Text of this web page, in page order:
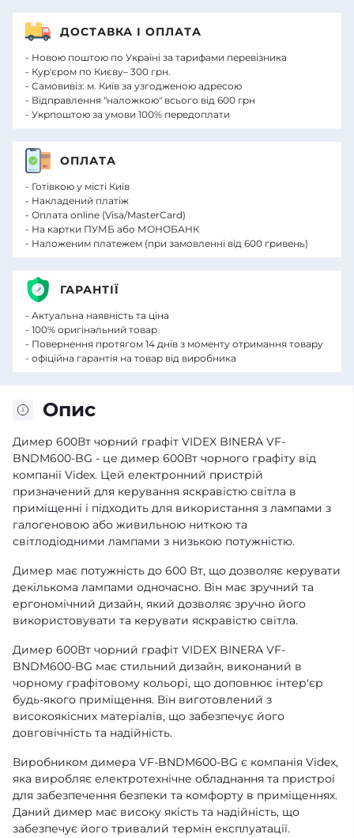
Опис
Димер 600Вт чорний графіт VIDEX BINERA VF-
BNDM600-BG - це димер 600Вт чорного графіту від
компанії Videx. Цей електронний пристрій
призначений для керування яскравістю світла в
приміщенні і підходить для використання з лампами з
галогеновою або живильною ниткою та
світлодіодними лампами з низькою потужністю.
Димер має потужність до 600 Вт, що дозволяє керувати
декількома лампами одночасно. Він має зручний та
ергономічний дизайн, який дозволяє зручно його
використовувати та керувати яскравістю світла.
Димер 600Вт чорний графіт VIDEX BINERA VF-
BNDM600-BG має стильний дизайн, виконаний в
чорному графітовому кольорі, що доповнює інтер'єр
будь-якого приміщення. Він виготовлений з
високоякісних матеріалів, що забезпечує його
довговічність та надійність.
Виробником димера VF-BNDM600-BG є компанія Videx,
яка виробляє електротехнічне обладнання та пристрої
для забезпечення безпеки та комфорту в приміщеннях.
Даний димер має високу якість та надійність, що
забезпечує його тривалий термін експлуатації.
ДОСТАВКА І ОПЛАТА
- Новою поштою по Україні за тарифами перевізника
- Кур'єром по Києву– 300 грн.
- Самовивіз: м. Київ за узгодженою адресою
- Відправлення "наложкою" всього від 600 грн
- Укрпоштою за умови 100% передоплати
ОПЛАТА
- Готівкою у місті Київ
- Накладений платіж
- Оплата online (Visa/MasterCard)
- На картки ПУМБ або МОНОБАНК
- Наложеним платежем (при замовленні від 600 гривень)
ГАРАНТІЇ
- Актуальна наявність та ціна
- 100% оригінальний товар
- Повернення протягом 14 днів з моменту отримання товару
- офіційна гарантія на товар від виробника